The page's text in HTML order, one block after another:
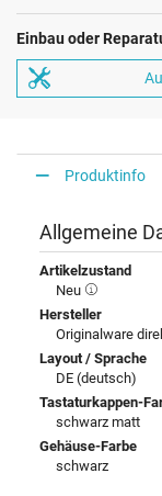
Einbau oder
Produktinfo
Allgemeine
Artikelzustand
Neu
Hersteller
Originalware
Layout / Sprache
DE (deutsch)
Tastaturkappen-
schwarz matt
Gehäuse-Farbe
schwarz